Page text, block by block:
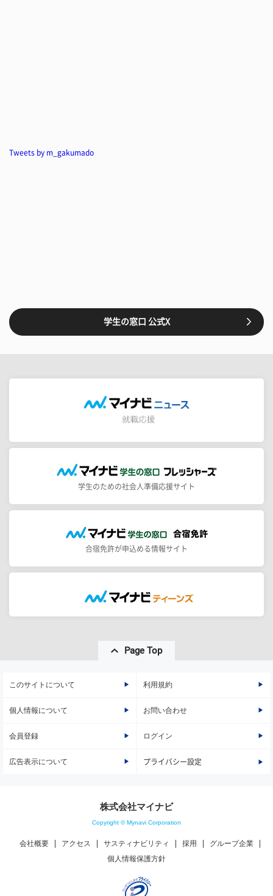
Tweets by m_gakumado
学生の窓口 公式X
学生のための社会人準備応援サイト
合宿免許が申込める情報サイト
Page Top
このサイトについて 利用規約
個人情報について お問い合わせ
会員登録 ログイン
広告表示について プライバシー設定
株式会社マイナビ
Copyright © Mynavi Corporation
会社概要 アクセス サスティナビリティ 採用
グループ企業
個人情報保護方針